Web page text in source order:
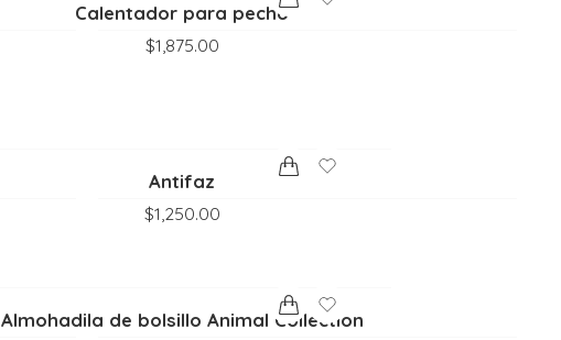
Calentador para pecho
$1,875.00
Antifaz
$1,250.00
Almohadila de bolsillo Animal Collection